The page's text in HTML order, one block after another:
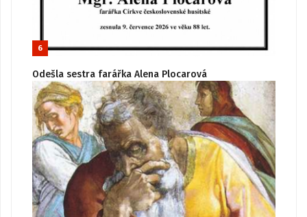
6
Odešla sestra farářka Alena Plocarová